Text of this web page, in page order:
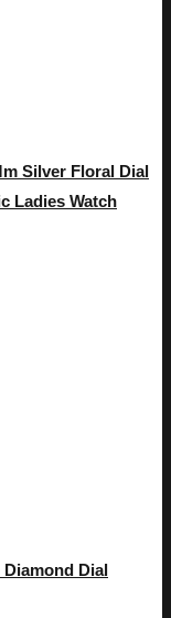
Silver Floral Dial
Ladies Watch
Diamond Dial